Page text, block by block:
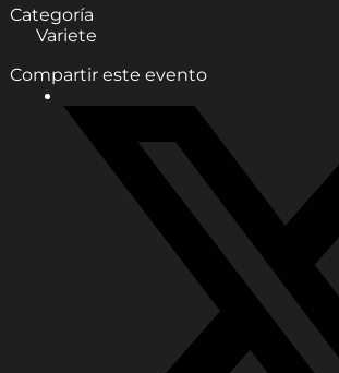
Categoría
Variete
Compartir este evento